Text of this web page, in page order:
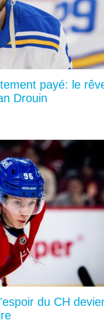
payé: le
Drouin
du CH